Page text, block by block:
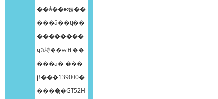
��å��ѥͥ롡��
���å��ɥ��
��������
ɥӥ塼��wifi ��
���ä� ���
β���139000�
����̡�GT52H